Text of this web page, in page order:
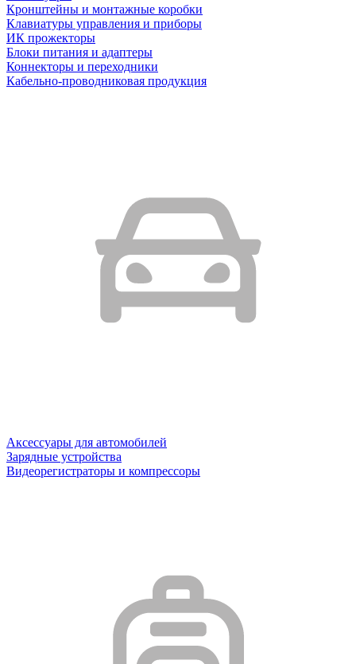
Кронштейны и монтажные коробки
Клавиатуры управления и приборы
ИК прожекторы
Блоки питания и адаптеры
Коннекторы и переходники
Кабельно-проводниковая продукция
Аксессуары для автомобилей
Зарядные устройства
Видеорегистраторы и компрессоры